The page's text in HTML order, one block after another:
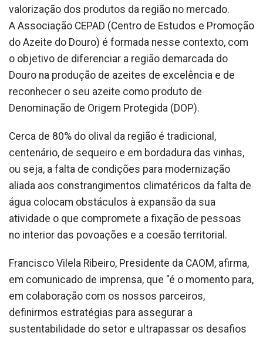
valorização dos produtos da região no mercado.
A Associação CEPAD (Centro de Estudos e Promoção
do Azeite do Douro) é formada nesse contexto, com
o objetivo de diferenciar a região demarcada do
Douro na produção de azeites de excelência e de
reconhecer o seu azeite como produto de
Denominação de Origem Protegida (DOP).
Cerca de 80% do olival da região é tradicional,
centenário, de sequeiro e em bordadura das vinhas,
ou seja, a falta de condições para modernização
aliada aos constrangimentos climatéricos da falta de
água colocam obstáculos à expansão da sua
atividade o que compromete a fixação de pessoas
no interior das povoações e a coesão territorial.
Francisco Vilela Ribeiro, Presidente da CAOM, afirma,
em comunicado de imprensa, que "é o momento para,
em colaboração com os nossos parceiros,
definirmos estratégias para assegurar a
sustentabilidade do setor e ultrapassar os desafios